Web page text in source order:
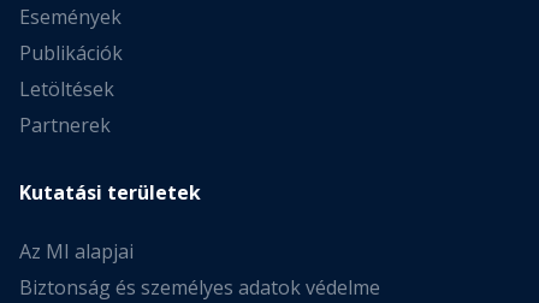
Események
Publikációk
Letöltések
Partnerek
Kutatási területek
Az MI alapjai
Biztonság és személyes adatok védelme